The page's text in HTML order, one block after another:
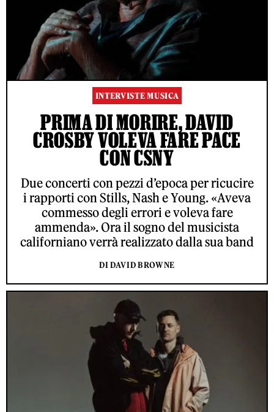
INTERVISTE MUSICA
PRIMA DI MORIRE, DAVID
CROSBY VOLEVA FARE PACE
CON CSNY
Due concerti con pezzi d’epoca per ricucire
i rapporti con Stills, Nash e Young. «Aveva
commesso degli errori e voleva fare
ammenda». Ora il sogno del musicista
californiano verrà realizzato dalla sua band
DI DAVID BROWNE